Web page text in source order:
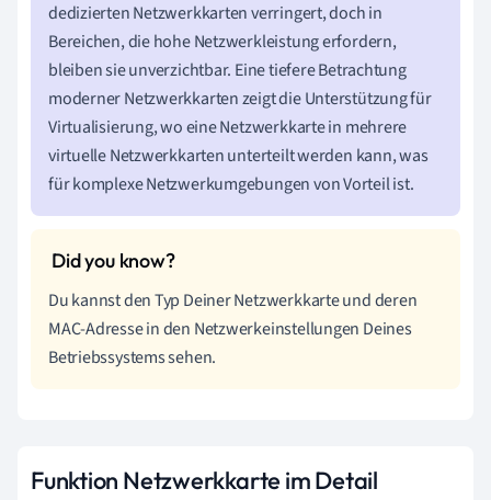
dedizierten Netzwerkkarten verringert, doch in
Bereichen, die hohe Netzwerkleistung erfordern,
bleiben sie unverzichtbar. Eine tiefere Betrachtung
moderner Netzwerkkarten zeigt die Unterstützung für
Virtualisierung, wo eine Netzwerkkarte in mehrere
virtuelle Netzwerkkarten unterteilt werden kann, was
für komplexe Netzwerkumgebungen von Vorteil ist.
Du kannst den Typ Deiner Netzwerkkarte und deren
MAC-Adresse in den Netzwerkeinstellungen Deines
Betriebssystems sehen.
Funktion Netzwerkkarte im Detail